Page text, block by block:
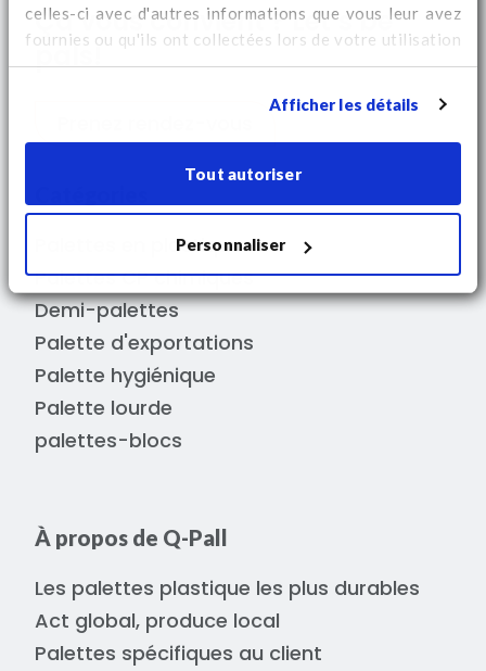
celles-ci avec d'autres informations que vous leur avez
fournies ou qu'ils ont collectées lors de votre utilisation
de leurs services. Regardezicipour des informations
Afficher les détails
Tout autoriser
Personnaliser
Ça vous convient ? Let’s be
pals!
Palettes en plastique
Palettes CP chimiques
Demi-palettes
Palette d'exportations
Palette hygiénique
Palette lourde
palettes-blocs
À propos de Q-Pall
Les palettes plastique les plus durables
Act global, produce local
Palettes spécifiques au client